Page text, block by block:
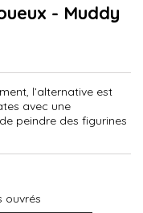
- Muddy
l’alternative est
avec une
peindre des figurines
ouvrés